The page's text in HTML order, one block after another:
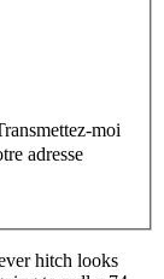
moi
adresse
hitch looks